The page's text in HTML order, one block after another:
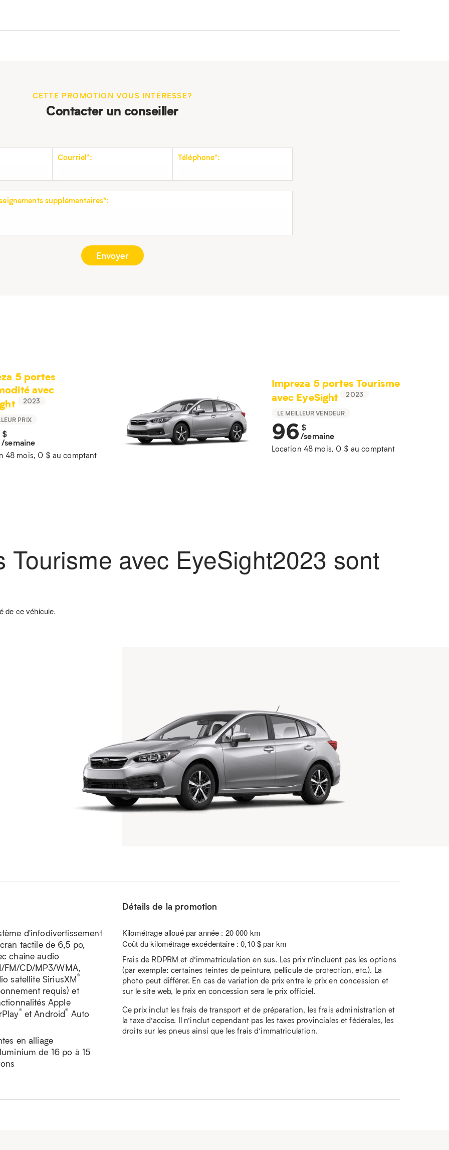
CETTE PROMOTION VOUS INTÉRESSE?
Contacter un conseiller
Courriel*: Téléphone*:
supplémentaires*:
5 portes
avec
2023
PRIX
$
/semaine
48 mois, 0 $ au comptant
Impreza 5 portes Tourisme
avec EyeSight
2023
LE MEILLEUR VENDEUR
96 $
/semaine
Location 48 mois, 0 $ au comptant
Tourisme avec EyeSight2023 sont
de ce véhicule.
d'infodivertissement
tactile de 6,5 po,
chaîne audio
FM/CD/MP3/WMA,
satellite SiriusXM®
requis) et
Apple
®et Android® Auto
en alliage
de 16 po à 15
Détails de la promotion
Kilométrage alloué par année : 20 000 km
Coût du kilométrage excédentaire : 0,10 $ par km
Frais de RDPRM et d’immatriculation en sus. Les prix n’incluent pas les options
(par exemple: certaines teintes de peinture, pellicule de protection, etc.). La
photo peut différer. En cas de variation de prix entre le prix en concession et
sur le site web, le prix en concession sera le prix officiel.
Ce prix inclut les frais de transport et de préparation, les frais administration et
la taxe d’accise. Il n’inclut cependant pas les taxes provinciales et fédérales, les
droits sur les pneus ainsi que les frais d’immatriculation.